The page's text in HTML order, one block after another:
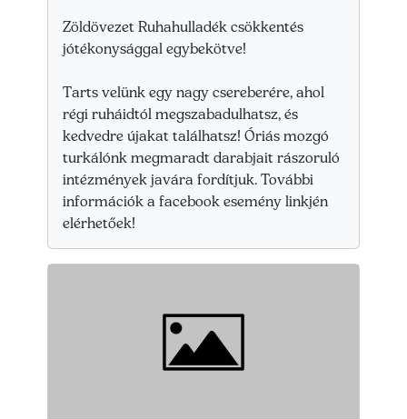
Zöldövezet Ruhahulladék csökkentés
jótékonysággal egybekötve!
Tarts velünk egy nagy csereberére, ahol
régi ruháidtól megszabadulhatsz, és
kedvedre újakat találhatsz! Óriás mozgó
turkálónk megmaradt darabjait rászoruló
intézmények javára fordítjuk. További
információk a facebook esemény linkjén
elérhetőek!